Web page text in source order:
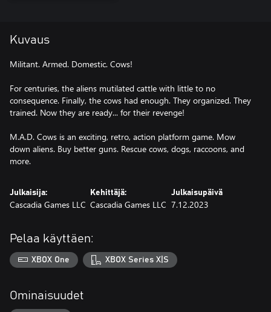
Kuvaus
Militant. Armed. Domestic. Cows!
For centuries, the aliens mutilated cattle with little to no
consequence. Finally, the cows had enough. They organized. They
trained. Now they are ready... for their revenge!
M.A.D. Cows is an exciting, retro, action platform game. Mow
down aliens. Buy better guns. Rescue cows, dogs, raccoons, and
more.
Julkaisija:
Cascadia Games LLC
Kehittäjä:
Cascadia Games LLC
Julkaisupäivä
7.12.2023
Pelaa käyttäen:
XBOX One XBOX Series X|S
Ominaisuudet